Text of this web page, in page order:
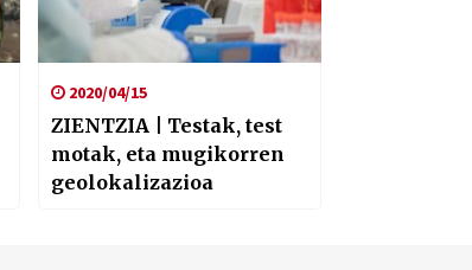
2020/04/15
ZIENTZIA | Testak, test
motak, eta mugikorren
geolokalizazioa